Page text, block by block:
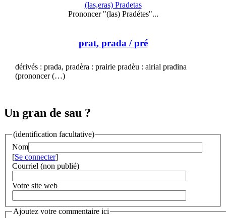
(las,eras) Pradetas
Prononcer "(las) Pradétes"...
prat, prada / pré
dérivés : prada, pradèra : prairie pradèu : airial pradina
(prononcer (…)
Un gran de sau ?
(identification facultative)
Nom
[Se connecter]
Courriel (non publié)
Votre site web
Ajoutez votre commentaire ici